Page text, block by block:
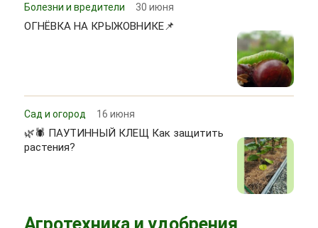
Болезни и вредители 30 июня
ОГНЁВКА НА КРЫЖОВНИКЕ📌
Сад и огород 16 июня
🌿🕷 ПАУТИННЫЙ КЛЕЩ Как защитить
растения?
Агротехника и удобрения